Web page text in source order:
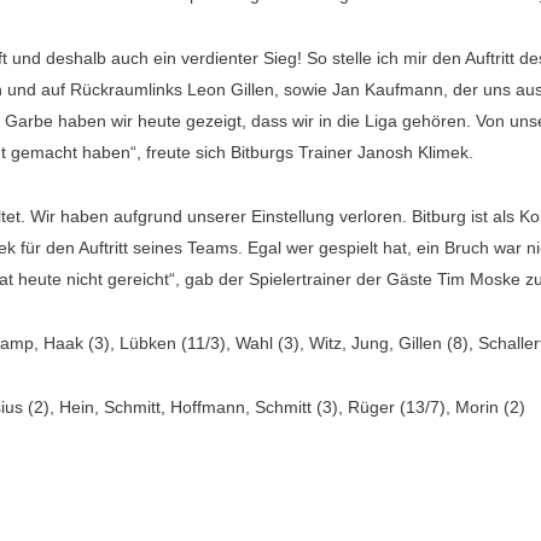
und deshalb auch ein verdienter Sieg! So stelle ich mir den Auftritt
auf Rückraumlinks Leon Gillen, sowie Jan Kaufmann, der uns
haben wir heute gezeigt, dass wir in die Liga gehören. Von
haben“, freute sich Bitburgs Trainer Janosh Klimek.
Wir haben aufgrund unserer Einstellung verloren. Bitburg ist als
für den Auftritt seines Teams. Egal wer gespielt hat, ein Bruch war
heute nicht gereicht“, gab der Spielertrainer der Gäste Tim Moske
Haak (3), Lübken (11/3), Wahl (3), Witz, Jung, Gillen (8),
(2), Hein, Schmitt, Hoffmann, Schmitt (3), Rüger (13/7), Morin (2)